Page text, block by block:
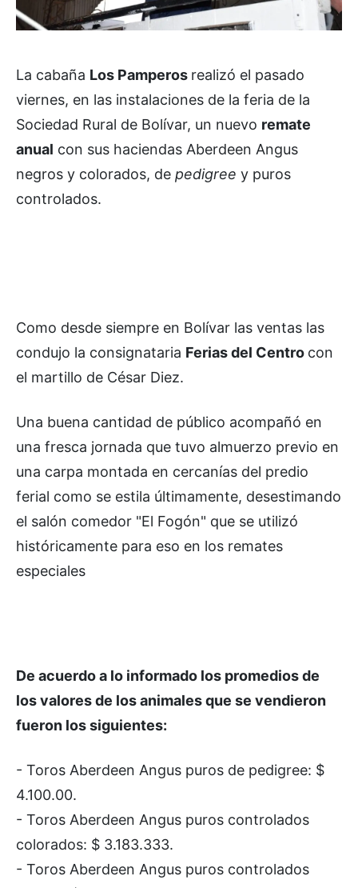
La cabaña Los Pamperos realizó el pasado
viernes, en las instalaciones de la feria de la
Sociedad Rural de Bolívar, un nuevo remate
anual con sus haciendas Aberdeen Angus
negros y colorados, de pedigree y puros
controlados.
Como desde siempre en Bolívar las ventas las
condujo la consignataria Ferias del Centro con
el martillo de César Diez.
Una buena cantidad de público acompañó en
una fresca jornada que tuvo almuerzo previo en
una carpa montada en cercanías del predio
ferial como se estila últimamente, desestimando
el salón comedor "El Fogón" que se utilizó
históricamente para eso en los remates
especiales
De acuerdo a lo informado los promedios de
los valores de los animales que se vendieron
fueron los siguientes:
- Toros Aberdeen Angus puros de pedigree: $
4.100.00.
- Toros Aberdeen Angus puros controlados
colorados: $ 3.183.333.
- Toros Aberdeen Angus puros controlados